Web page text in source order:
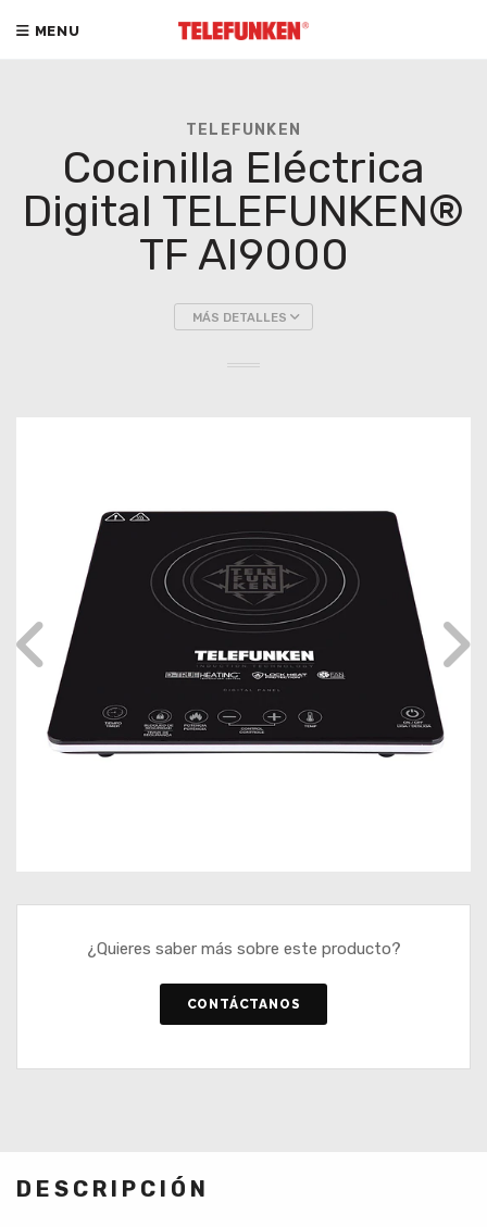
MENU
TELEFUNKEN
Cocinilla Eléctrica
Digital TELEFUNKEN®
TF AI9000
MÁS DETALLES
¿Quieres saber más sobre este producto?
CONTÁCTANOS
DESCRIPCIÓN